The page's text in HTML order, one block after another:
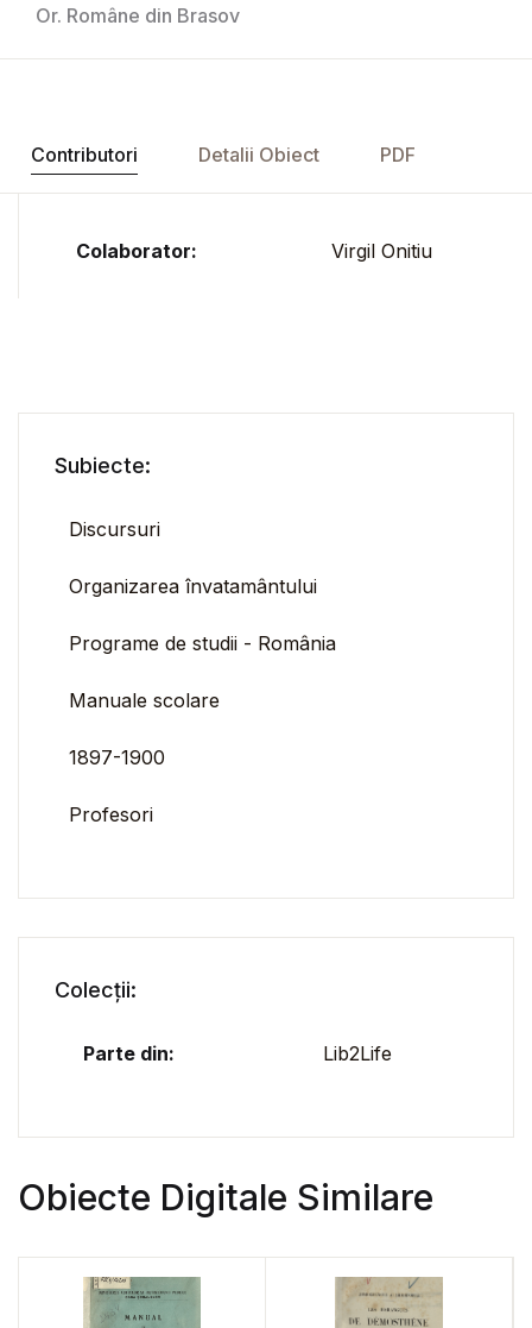
Or. Române din Brasov
Contributori Detalii Obiect PDF
Colaborator: Virgil Onitiu
Subiecte:
Discursuri
Organizarea învatamântului
Programe de studii - România
Manuale scolare
1897-1900
Profesori
Colecții:
Parte din: Lib2Life
Obiecte Digitale Similare